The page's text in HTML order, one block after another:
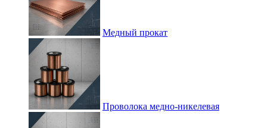
Медный прокат
Проволока медно-никелевая